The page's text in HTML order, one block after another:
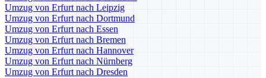
Umzug von Erfurt nach Leipzig
Umzug von Erfurt nach Dortmund
Umzug von Erfurt nach Essen
Umzug von Erfurt nach Bremen
Umzug von Erfurt nach Hannover
Umzug von Erfurt nach Nürnberg
Umzug von Erfurt nach Dresden